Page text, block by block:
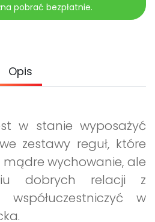
pobrać bezpłatnie.
Opis
w stanie wyposażyć
zestawy reguł, które
mądre wychowanie, ale
dobrych relacji z
w